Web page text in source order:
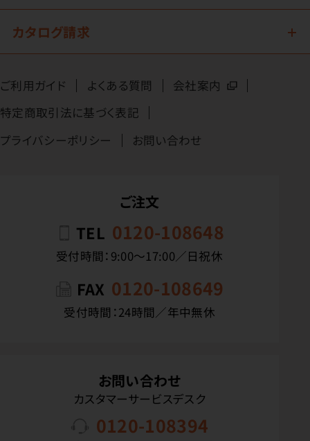
カタログ請求
ご利用ガイド よくある質問
会社案内
特定商取引法に基づく表記
プライバシーポリシー
お問い合わせ
ご注文
TEL 0120-108648
受付時間：9:00〜17:00／日祝休
FAX 0120-108649
受付時間：24時間／年中無休
お問い合わせ
カスタマーサービスデスク
0120-108394